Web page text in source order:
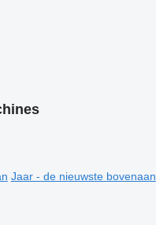
Jaar - de nieuwste bovenaan